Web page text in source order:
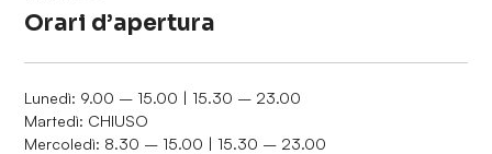
Orari d’apertura
Lunedì: 9.00 – 15.00 | 15.30 – 23.00
Martedì: CHIUSO
Mercoledì: 8.30 – 15.00 | 15.30 – 23.00